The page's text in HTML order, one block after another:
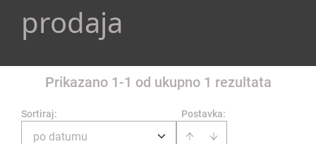
prodaja
Prikazano 1-1 od ukupno 1 rezultata
Postavka:
Sortiraj:
po datumu